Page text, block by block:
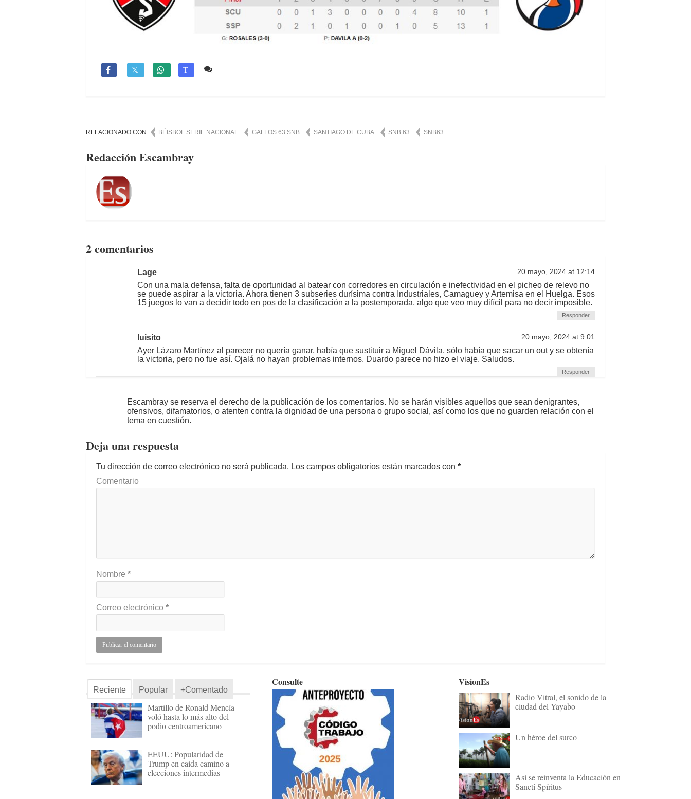
 T
RELACIONADO CON: BÉISBOL SERIE NACIONAL GALLOS 63 SNB SANTIAGO DE CUBA SNB 63 SNB63
Redacción Escambray
2 comentarios
Lage 20 mayo, 2024 at 12:14
Con una mala defensa, falta de oportunidad al batear con corredores en circulación e inefectividad en el picheo de relevo no
se puede aspirar a la victoria. Ahora tienen 3 subseries durísima contra Industriales, Camaguey y Artemisa en el Huelga. Esos
15 juegos lo van a decidir todo en pos de la clasificación a la postemporada, algo que veo muy difícil para no decir imposible.
Responder
luisito 20 mayo, 2024 at 9:01
Ayer Lázaro Martínez al parecer no quería ganar, había que sustituir a Miguel Dávila, sólo había que sacar un out y se obtenía
la victoria, pero no fue así. Ojalá no hayan problemas internos. Duardo parece no hizo el viaje. Saludos.
Responder
Escambray se reserva el derecho de la publicación de los comentarios. No se harán visibles aquellos que sean denigrantes,
ofensivos, difamatorios, o atenten contra la dignidad de una persona o grupo social, así como los que no guarden relación con el
tema en cuestión.
Deja una respuesta
Tu dirección de correo electrónico no será publicada. Los campos obligatorios están marcados con *
Comentario
Nombre *
Correo electrónico *
Reciente Popular +Comentado
Martillo de Ronald Mencía
voló hasta lo más alto del
podio centroamericano
EEUU: Popularidad de
Trump en caída camino a
elecciones intermedias
Consulte VisionEs
Radio Vitral, el sonido de la
ciudad del Yayabo
Un héroe del surco
Así se reinventa la Educación en
Sancti Spíritus